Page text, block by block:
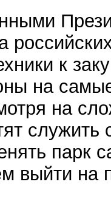
к
на
на
служить
парк
выйти на